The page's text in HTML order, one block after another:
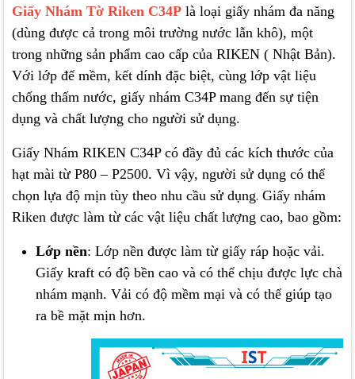
Giấy Nhám Tờ Riken C34P là loại giấy nhám đa năng
(dùng được cả trong môi trường nước lẫn khô), một
trong những sản phẩm cao cấp của RIKEN ( Nhật Bản).
Với lớp đế mềm, kết dính đặc biệt, cùng lớp vật liệu
chống thấm nước, giấy nhám C34P mang đến sự tiện
dụng và chất lượng cho người sử dụng.
Giấy Nhám RIKEN C34P có đầy đủ các kích thước của
hạt mài từ P80 – P2500. Vì vậy, người sử dụng có thể
chọn lựa độ mịn tùy theo nhu cầu sử dụng. Giấy nhám
Riken được làm từ các vật liệu chất lượng cao, bao gồm:
Lớp nền: Lớp nền được làm từ giấy ráp hoặc vải.
Giấy kraft có độ bền cao và có thể chịu được lực chà
nhám mạnh. Vải có độ mềm mại và có thể giúp tạo
ra bề mặt mịn hơn.